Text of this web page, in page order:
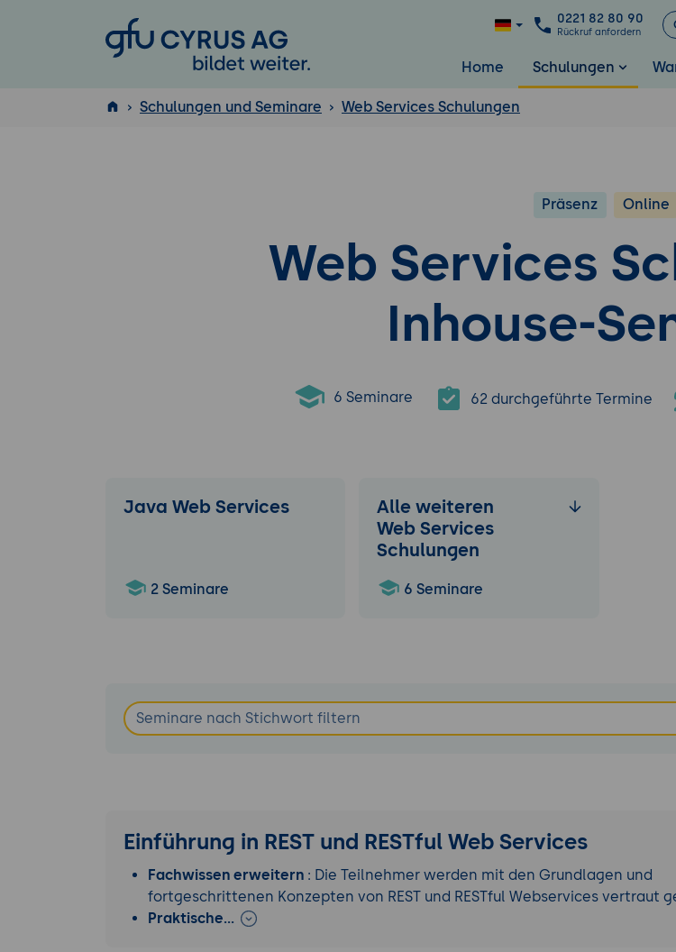
GFU Cyrus AG
0221 82 80 90
Rückruf anfordern
Home Schulungen
Schulungen und Seminare Web Services Schulungen
Präsenz Online
Web Services
Inhouse-
6 Seminare 62 durchgeführte Termine
Java Web Services
2 Seminare
Alle weiteren
Web Services
Schulungen
6 Seminare
Einführung in REST und RESTful Web Services
Fachwissen erweitern : Die Teilnehmer werden mit den Grundlagen und
fortgeschrittenen Konzepten von REST und RESTful Webservices vertraut
Praktische…